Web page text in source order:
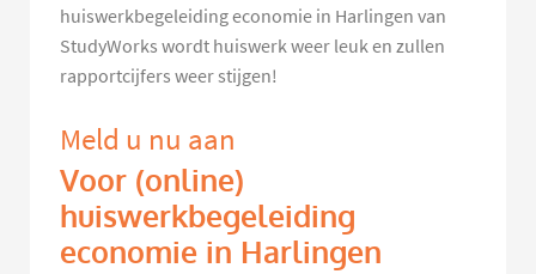
huiswerkbegeleiding economie in Harlingen van
StudyWorks wordt huiswerk weer leuk en zullen
rapportcijfers weer stijgen!
Meld u nu aan
Voor (online)
huiswerkbegeleiding
economie in Harlingen